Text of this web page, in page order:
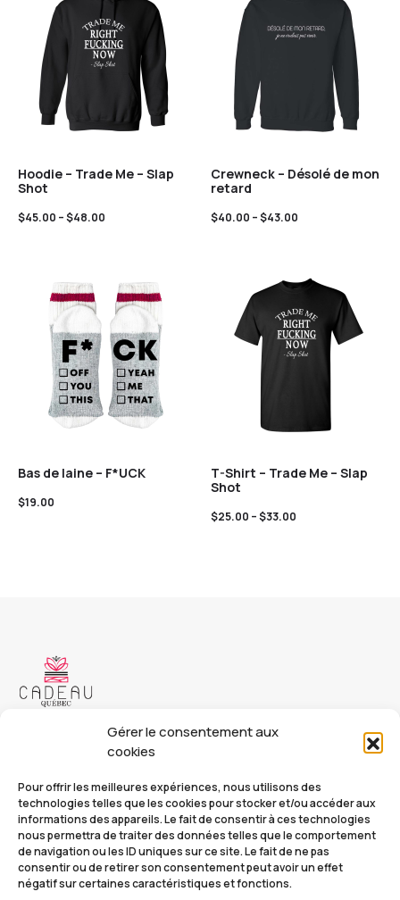
Gérer le consentement aux
cookies
Pour offrir les meilleures expériences, nous utilisons des
technologies telles que les cookies pour stocker et/ou accéder aux
informations des appareils. Le fait de consentir à ces technologies
nous permettra de traiter des données telles que le comportement
de navigation ou les ID uniques sur ce site. Le fait de ne pas
consentir ou de retirer son consentement peut avoir un effet
négatif sur certaines caractéristiques et fonctions.
Hoodie – Trade Me – Slap
Shot
$45.00 –$48.00
Crewneck – Désolé de mon
retard
$40.00 –$43.00
Bas de laine – F*UCK
$19.00
T-Shirt – Trade Me – Slap
Shot
$25.00 –$33.00
Copyright © 2023 Cadeau Québec. Tous droits réservés.
info@cadeauquebec.ca
Nos catalogues
FAQ